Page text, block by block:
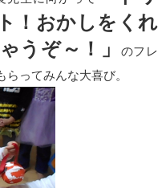
！おかしをくれ
うぞ～！」
のフレ
ってみんな大喜び。